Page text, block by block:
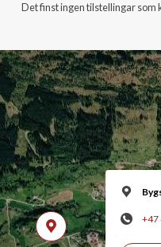
Det finst ingen tilstellingar som
+47